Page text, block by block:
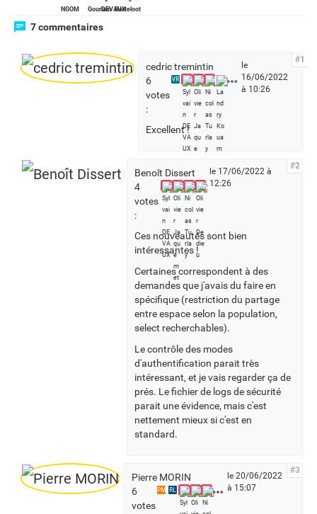
7 commentaires
cedric tremintin
6
votes
:
VR
o
s
v
a
n
t
s
le
16/06/2022
à 10:26
#1
Excellent !
Benoît Dissert
4
votes
:
le 17/06/2022 à
12:26
#2
Ces nouveautés sont bien
intéressantes !
Certaines correspondent à des
demandes que j'avais du faire en
spécifique (restriction du partage
entre espace selon la population,
select recherchables).
Le contrôle des modes
d'authentification parait très
intéressant, et je vais regarder ça de
prés. Le fichier de logs de sécurité
parait une évidence, mais c'est
nettement mieux si c'est en
standard.
Pierre MORIN
6
votes
PM RL
V
le 20/06/2022
à 15:07
#3